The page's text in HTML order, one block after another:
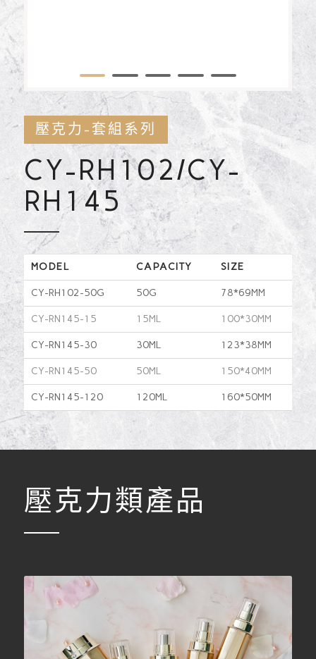
壓克力-套組系列
CY-RH102/CY-
RH145
MODEL CAPACITY SIZE
CY-RH102-50G 50G 78*69MM
CY-RN145-15 15ML 100*30MM
CY-RN145-30 30ML 123*38MM
CY-RN145-50 50ML 150*40MM
CY-RN145-120 120ML 160*50MM
壓克力類產品